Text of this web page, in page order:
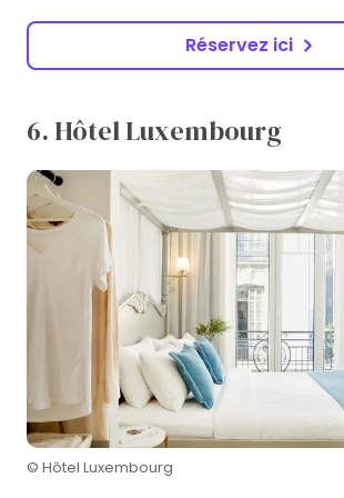
Réservez ici
6. Hôtel Luxembourg
© Hôtel Luxembourg